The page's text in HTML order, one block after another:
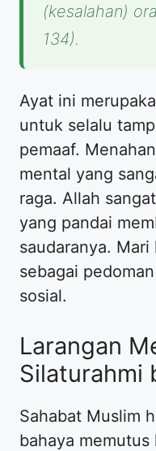
(kesalahan)
134).
Ayat ini
untuk selalu
pemaaf.
mental yang
raga. Allah
yang pandai
saudaranya.
sebagai
sosial.
Larangan
Silaturahmi
Sahabat Muslim
bahaya